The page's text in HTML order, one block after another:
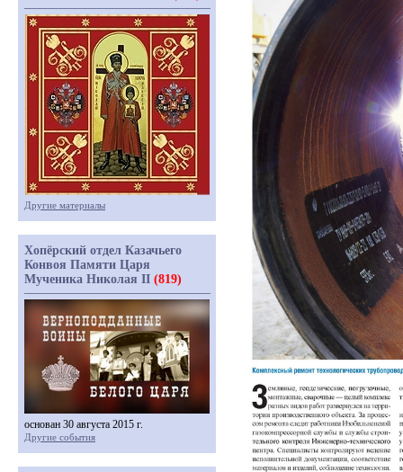
Другие материалы
Хопёрский отдел Казачьего
Конвоя Памяти Царя
Мученика Николая II (819)
основан 30 августа 2015 г.
Другие события